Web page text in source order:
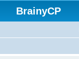
BrainyCP